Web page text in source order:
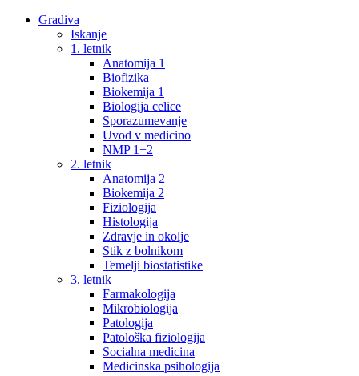
Gradiva
Iskanje
1. letnik
Anatomija 1
Biofizika
Biokemija 1
Biologija celice
Sporazumevanje
Uvod v medicino
NMP 1+2
2. letnik
Anatomija 2
Biokemija 2
Fiziologija
Histologija
Zdravje in okolje
Stik z bolnikom
Temelji biostatistike
3. letnik
Farmakologija
Mikrobiologija
Patologija
Patološka fiziologija
Socialna medicina
Medicinska psihologija